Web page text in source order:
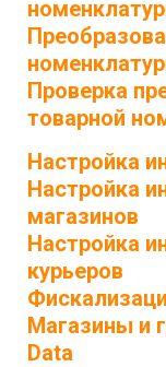
Проверка
товарной
Настройка
Настройка
магазинов
Настройка
курьеров
Магазины и
Data